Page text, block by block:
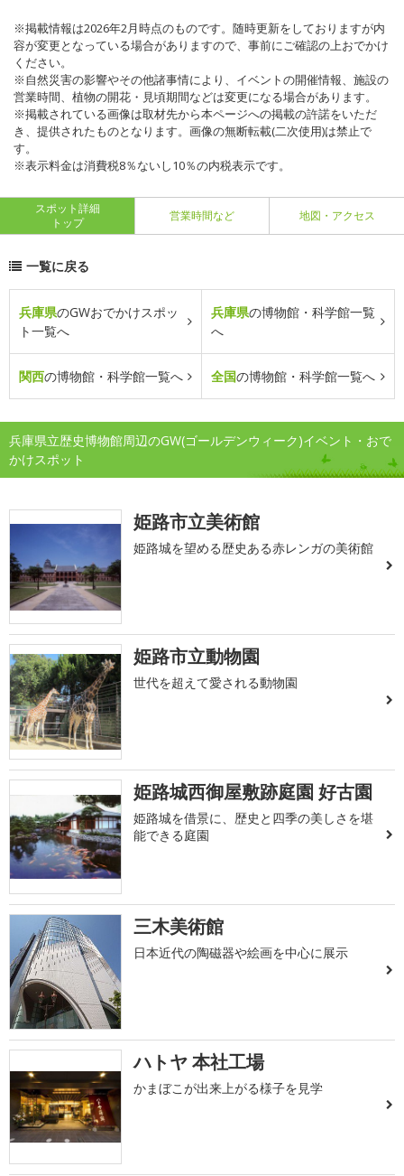
※掲載情報は2026年2月時点のものです。随時更新をしておりますが内
容が変更となっている場合がありますので、事前にご確認の上おでかけ
ください。
※自然災害の影響やその他諸事情により、イベントの開催情報、施設の
営業時間、植物の開花・見頃期間などは変更になる場合があります。
※掲載されている画像は取材先から本ページへの掲載の許諾をいただ
き、提供されたものとなります。画像の無断転載(二次使用)は禁止で
す。
※表示料金は消費税8％ないし10％の内税表示です。
スポット詳細
トップ
営業時間など 地図・アクセス
一覧に戻る
兵庫県のGWおでかけスポッ
ト一覧へ
兵庫県の博物館・科学館一覧
へ
関西の博物館・科学館一覧へ 全国の博物館・科学館一覧へ
兵庫県立歴史博物館周辺のGW(ゴールデンウィーク)イベント・おで
かけスポット
姫路市立美術館
姫路城を望める歴史ある赤レンガの美術館
姫路市立動物園
世代を超えて愛される動物園
姫路城西御屋敷跡庭園 好古園
姫路城を借景に、歴史と四季の美しさを堪
能できる庭園
三木美術館
日本近代の陶磁器や絵画を中心に展示
ハトヤ 本社工場
かまぼこが出来上がる様子を見学